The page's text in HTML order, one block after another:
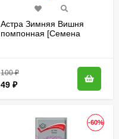
Астра Зимняя Вишня
помпонная [Семена
100₽
49 ₽
-60%